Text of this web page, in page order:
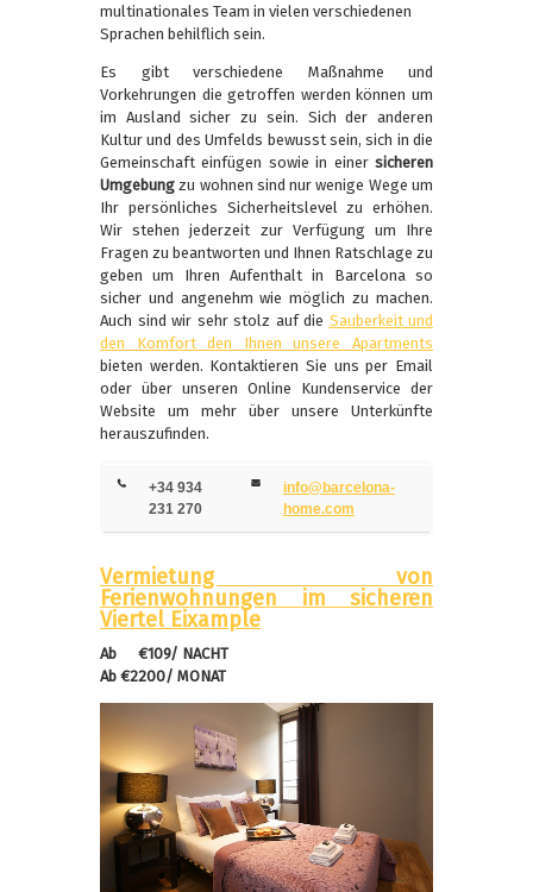
multinationales Team in vielen verschiedenen
Sprachen behilflich sein.
Es gibt verschiedene Maßnahme und
Vorkehrungen die getroffen werden können um
im Ausland sicher zu sein. Sich der anderen
Kultur und des Umfelds bewusst sein, sich in die
Gemeinschaft einfügen sowie in einer sicheren
Umgebung zu wohnen sind nur wenige Wege um
Ihr persönliches Sicherheitslevel zu erhöhen.
Wir stehen jederzeit zur Verfügung um Ihre
Fragen zu beantworten und Ihnen Ratschlage zu
geben um Ihren Aufenthalt in Barcelona so
sicher und angenehm wie möglich zu machen.
Auch sind wir sehr stolz auf die Sauberkeit und
den Komfort den Ihnen unsere Apartments
bieten werden. Kontaktieren Sie uns per Email
oder über unseren Online Kundenservice der
Website um mehr über unsere Unterkünfte
herauszufinden.
+34 934
231 270
info@barcelona-
home.com
Vermietung von
Ferienwohnungen im sicheren
Viertel Eixample
Ab €109/ NACHT
Ab €2200/ MONAT